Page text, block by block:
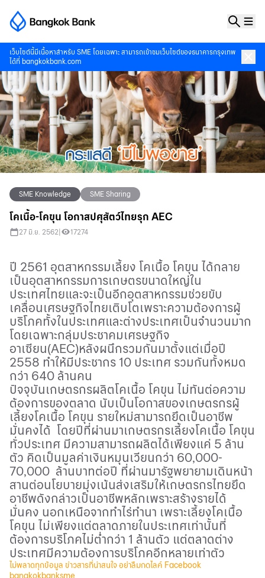
เว็บไซต์นี้มีเนื้อหาสำหรับ SME โดยเฉพาะ สามารถเข้าชมเว็บไซต์ของธนาคารกรุงเทพ
ได้ที่ bangkokbank.com
SME Knowledge SME Sharing
โคเนื้อ-โคขุน โอกาสปศุสัตว์ไทยรุก AEC
27 มิ.ย. 2562 17274
ปี 2561 อุตสาหกรรมเลี้ยง โคเนื้อ โคขุน ได้กลาย
เป็นอุตสาหกรรมการเกษตรขนาดใหญ่ใน
ประเทศไทยและจะเป็นอีกอุตสาหกรรมช่วยขับ
เคลื่อนเศรษฐกิจไทยเติบโตเพราะความต้องการผู้
บริโภคทั้งในประเทศและต่างประเทศเป็นจำนวนมาก
โดยเฉพาะกลุ่มประชาคมเศรษฐกิจ
อาเซียน(AEC)หลังผนึกรวมกันมาตั้งแต่เมื่อปี
2558 ทำให้มีประชากร 10 ประเทศ รวมกันทั้งหมด
กว่า 640 ล้านคน
ปัจจุบันเกษตรกรผลิตโคเนื้อ โคขุน ไม่ทันต่อความ
ต้องการของตลาด นับเป็นโอกาสของเกษตรกรผู้
เลี้ยงโคเนื้อ โคขุน รายใหม่สามารถยึดเป็นอาชีพ
มั่นคงได้ โดยปีที่ผ่านมาเกษตรกรเลี้ยงโคเนื้อ โคขุน
ทั่วประเทศ มีความสามารถผลิตได้เพียงแค่ 5 ล้าน
ตัว คิดเป็นมูลค่าเงินหมุนเวียนกว่า 60,000-
70,000 ล้านบาทต่อปี ที่ผ่านมารัฐพยายามเดินหน้า
สานต่อนโยบายมุ่งเน้นส่งเสริมให้เกษตรกรไทยยึด
อาชีพดังกล่าวเป็นอาชีพหลักเพราะสร้างรายได้
มั่นคง นอกเหนือจากทำไร่ทำนา เพราะเลี้ยงโคเนื้อ
โคขุน ไม่เพียงแต่ตลาดภายในประเทศเท่านั้นที่
ต้องการบริโภคไม่ต่ำกว่า 1 ล้านตัว แต่ตลาดต่าง
ประเทศมีความต้องการบริโภคอีกหลายเท่าตัว
ไม่พลาดทุกข้อมูล ข่าวสารที่น่าสนใจ อย่าลืมกดไลค์ Facebook
bangkokbanksme